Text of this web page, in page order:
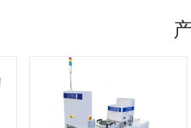
单晶圆刻蚀技术的进展 凭借在蚀刻
GaN，SiC和蓝宝石等材料方面的丰富
经验，我们的技术既能够满足性价比
的要求、又能使器件的性能得到更优